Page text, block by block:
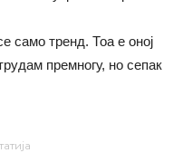
само тренд. Тоа е оној
премногу, но сепак